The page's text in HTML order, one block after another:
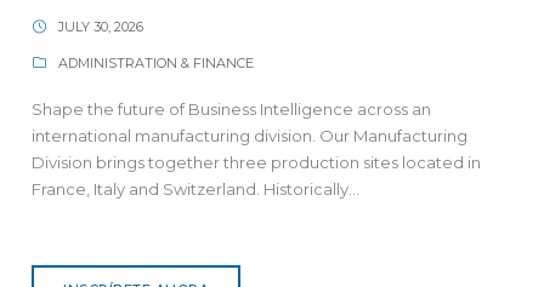
JULY 30, 2026
ADMINISTRATION & FINANCE
Shape the future of Business Intelligence across an
international manufacturing division. Our Manufacturing
Division brings together three production sites located in
France, Italy and Switzerland. Historically...